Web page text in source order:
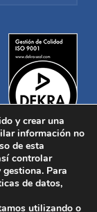
Aviso legal
y crear una
información no
de esta
controlar
Para
de datos,
utilizando o